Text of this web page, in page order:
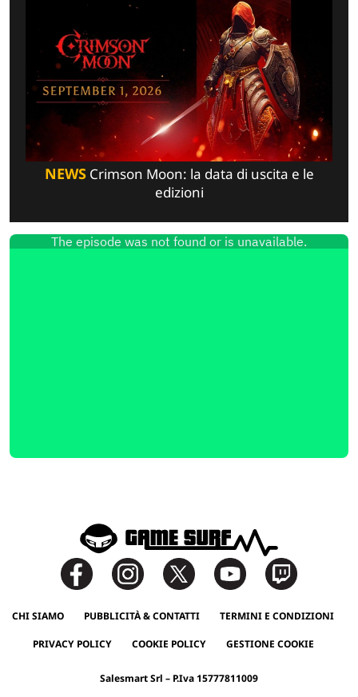
NEWSCrimson Moon: la data di uscita e le
edizioni
CHI SIAMO PUBBLICITÀ & CONTATTI TERMINI E CONDIZIONI
PRIVACY POLICY COOKIE POLICY GESTIONE COOKIE
Salesmart Srl – P.Iva 15777811009